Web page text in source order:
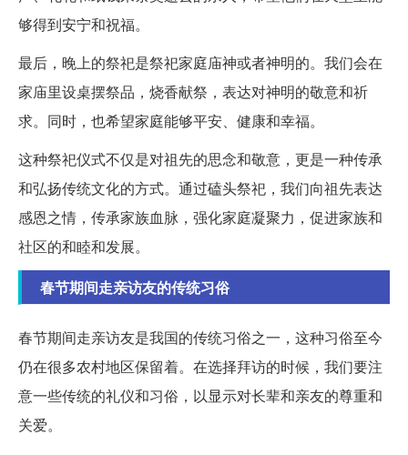
够得到安宁和祝福。
最后，晚上的祭祀是祭祀家庭庙神或者神明的。我们会在
家庙里设桌摆祭品，烧香献祭，表达对神明的敬意和祈
求。同时，也希望家庭能够平安、健康和幸福。
这种祭祀仪式不仅是对祖先的思念和敬意，更是一种传承
和弘扬传统文化的方式。通过磕头祭祀，我们向祖先表达
感恩之情，传承家族血脉，强化家庭凝聚力，促进家族和
社区的和睦和发展。
春节期间走亲访友的传统习俗
春节期间走亲访友是我国的传统习俗之一，这种习俗至今
仍在很多农村地区保留着。在选择拜访的时候，我们要注
意一些传统的礼仪和习俗，以显示对长辈和亲友的尊重和
关爱。